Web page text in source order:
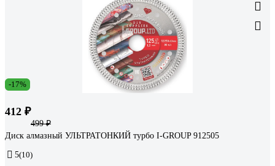
-17%
412 ₽
499 ₽
Диск алмазный УЛЬТРАТОНКИЙ турбо I-GROUP 912505
5(10)